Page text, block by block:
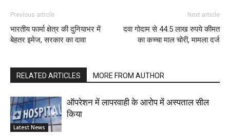
Previous article
भारतीय फार्मा क्षेत्र की दुनियाभर में
बेहतर इमेज, सरकार का दावा
Next article
दवा गोदाम से 44.5 लाख रुपये कीमत
का कच्चा माल चोरी, मामला दर्ज
RELATED ARTICLES MORE FROM AUTHOR
Latest News
ऑपरेशन में लापरवाही के आरोप में अस्पताल सील
किया